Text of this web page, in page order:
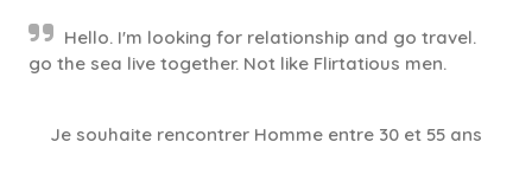
Hello. I'm looking for relationship and go travel.
go the sea live together. Not like Flirtatious men.
Je souhaite rencontrer Homme entre 30 et 55 ans